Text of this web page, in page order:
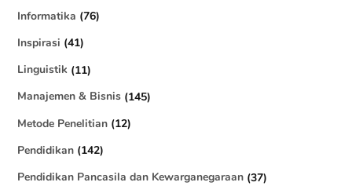
Informatika (76)
Inspirasi (41)
Linguistik (11)
Manajemen & Bisnis (145)
Metode Penelitian (12)
Pendidikan (142)
Pendidikan Pancasila dan Kewarganegaraan (37)